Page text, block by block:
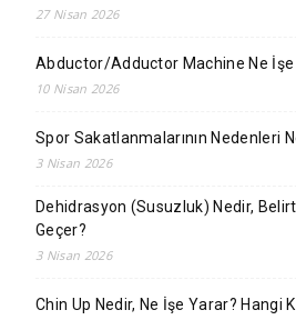
27 Nisan 2026
Abductor/Adductor Machine Ne İşe
10 Nisan 2026
Spor Sakatlanmalarının Nedenleri
3 Nisan 2026
Dehidrasyon (Susuzluk) Nedir,
Geçer?
3 Nisan 2026
Chin Up Nedir, Ne İşe Yarar? Hangi